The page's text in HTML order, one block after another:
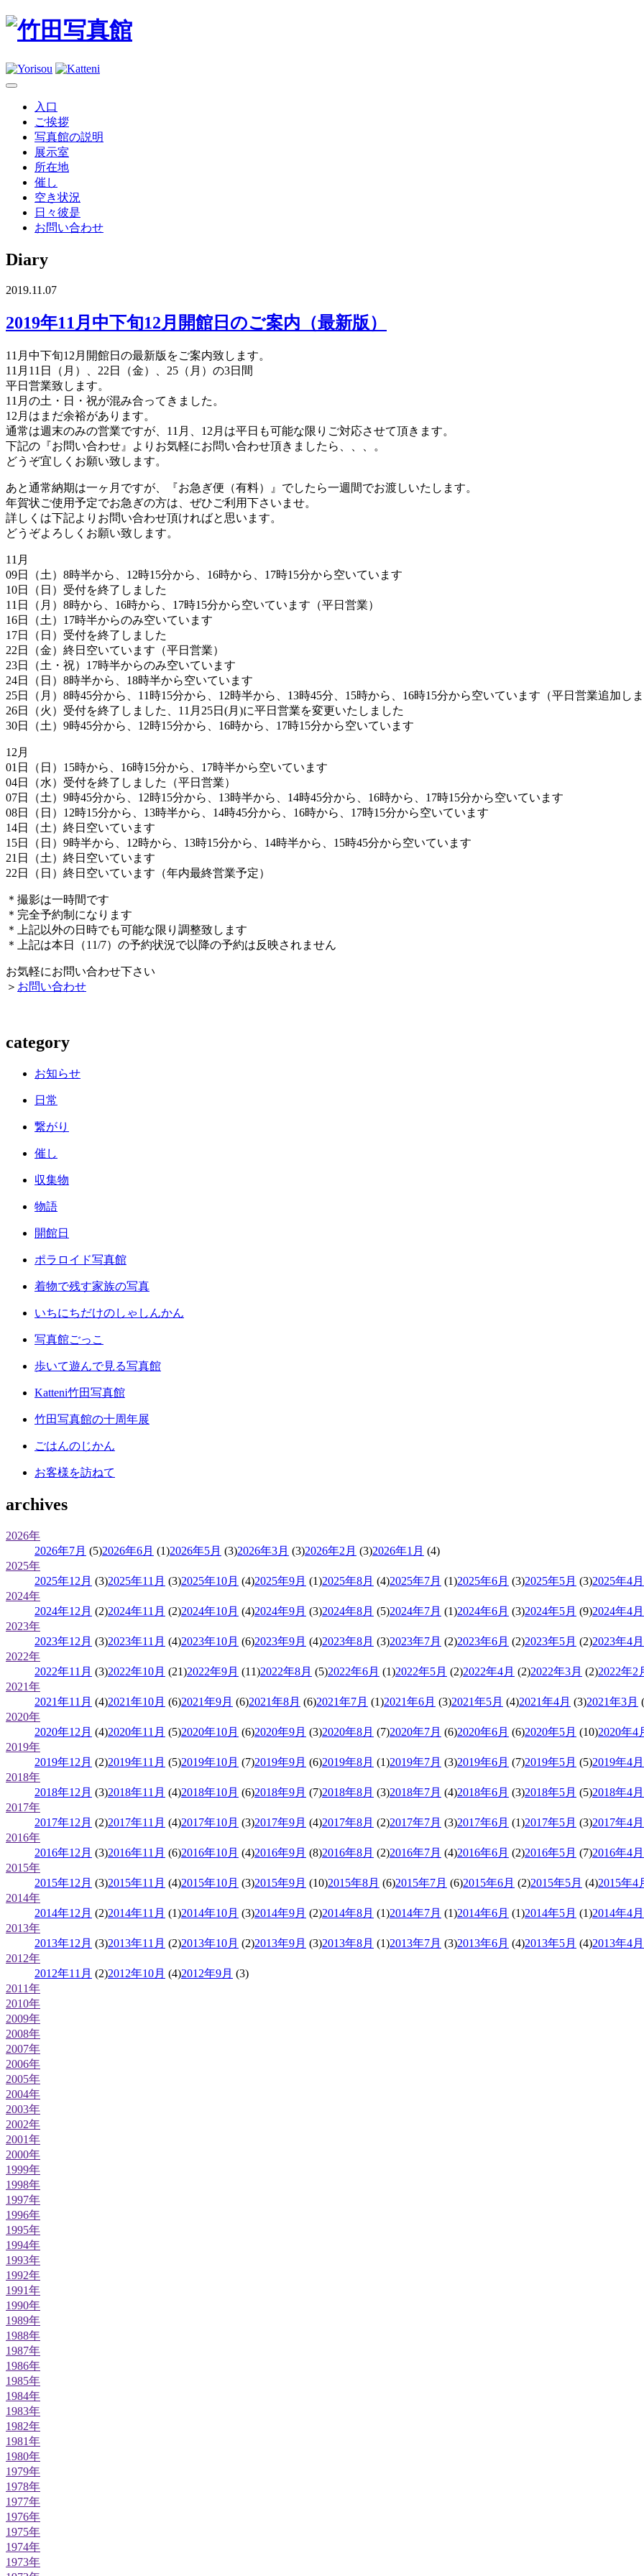
入口
ご挨拶
写真館の説明
展示室
所在地
催し
空き状況
日々彼是
お問い合わせ
Diary
2019.11.07
2019年11月中下旬12月開館日のご案内（最新版）
11月中下旬12月開館日の最新版をご案内致します。
11月11日（月）、22日（金）、25（月）の3日間
平日営業致します。
11月の土・日・祝が混み合ってきました。
12月はまだ余裕があります。
通常は週末のみの営業ですが、11月、12月は平日も可能な限りご対応させて頂きます。
下記の『お問い合わせ』よりお気軽にお問い合わせ頂きましたら、、、。
どうぞ宜しくお願い致します。
あと通常納期は一ヶ月ですが、『お急ぎ便（有料）』でしたら一週間でお渡しいたします。
年賀状ご使用予定でお急ぎの方は、ぜひご利用下さいませ。
詳しくは下記よりお問い合わせ頂ければと思います。
どうぞよろしくお願い致します。
11月
09日（土）8時半から、12時15分から、16時から、17時15分から空いています
10日（日）受付を終了しました
11日（月）8時から、16時から、17時15分から空いています（平日営業）
16日（土）17時半からのみ空いています
17日（日）受付を終了しました
22日（金）終日空いています（平日営業）
23日（土・祝）17時半からのみ空いています
24日（日）8時半から、18時半から空いています
25日（月）8時45分から、11時15分から、12時半から、13時45分、15時から、16時15分から空いています（平日営業追加し
26日（火）受付を終了しました、11月25日(月)に平日営業を変更いたしました
30日（土）9時45分から、12時15分から、16時から、17時15分から空いています
12月
01日（日）15時から、16時15分から、17時半から空いています
04日（水）受付を終了しました（平日営業）
07日（土）9時45分から、12時15分から、13時半から、14時45分から、16時から、17時15分から空いています
08日（日）12時15分から、13時半から、14時45分から、16時から、17時15分から空いています
14日（土）終日空いています
15日（日）9時半から、12時から、13時15分から、14時半から、15時45分から空いています
21日（土）終日空いています
22日（日）終日空いています（年内最終営業予定）
＊撮影は一時間です
＊完全予約制になります
＊上記以外の日時でも可能な限り調整致します
＊上記は本日（11/7）の予約状況で以降の予約は反映されません
お気軽にお問い合わせ下さい
＞ お問い合わせ
category
お知らせ
日常
繋がり
催し
収集物
物語
開館日
ポラロイド写真館
着物で残す家族の写真
いちにちだけのしゃしんかん
写真館ごっこ
歩いて遊んで見る写真館
Katteni竹田写真館
竹田写真館の十周年展
ごはんのじかん
お客様を訪ねて
archives
2026年
2026年7月 (5)2026年6月 (1)2026年5月 (3)2026年3月 (3)2026年2月 (3)2026年1月 (4)
2025年
2025年12月 (3)2025年11月 (3)2025年10月 (4)2025年9月 (1)2025年8月 (4)2025年7月 (1)2025年6月 (3)2025年5月 (3)2025年4月
2024年
2024年12月 (2)2024年11月 (2)2024年10月 (4)2024年9月 (3)2024年8月 (5)2024年7月 (1)2024年6月 (3)2024年5月 (9)2024年4月
2023年
2023年12月 (3)2023年11月 (4)2023年10月 (6)2023年9月 (4)2023年8月 (3)2023年7月 (2)2023年6月 (2)2023年5月 (2)2023年4月
2022年
2022年11月 (3)2022年10月 (21)2022年9月 (11)2022年8月 (5)2022年6月 (1)2022年5月 (2)2022年4月 (2)2022年3月 (2)2022年2
2021年
2021年11月 (4)2021年10月 (6)2021年9月 (6)2021年8月 (6)2021年7月 (1)2021年6月 (3)2021年5月 (4)2021年4月 (3)2021年3月
2020年
2020年12月 (4)2020年11月 (5)2020年10月 (6)2020年9月 (3)2020年8月 (7)2020年7月 (6)2020年6月 (6)2020年5月 (10)2020年4
2019年
2019年12月 (2)2019年11月 (5)2019年10月 (7)2019年9月 (6)2019年8月 (1)2019年7月 (3)2019年6月 (7)2019年5月 (5)2019年4月
2018年
2018年12月 (3)2018年11月 (4)2018年10月 (6)2018年9月 (7)2018年8月 (3)2018年7月 (4)2018年6月 (3)2018年5月 (5)2018年4月
2017年
2017年12月 (2)2017年11月 (4)2017年10月 (3)2017年9月 (4)2017年8月 (2)2017年7月 (3)2017年6月 (1)2017年5月 (3)2017年4月
2016年
2016年12月 (3)2016年11月 (6)2016年10月 (4)2016年9月 (8)2016年8月 (2)2016年7月 (4)2016年6月 (2)2016年5月 (7)2016年4月
2015年
2015年12月 (3)2015年11月 (4)2015年10月 (3)2015年9月 (10)2015年8月 (6)2015年7月 (6)2015年6月 (2)2015年5月 (4)2015年4
2014年
2014年12月 (2)2014年11月 (1)2014年10月 (3)2014年9月 (2)2014年8月 (1)2014年7月 (1)2014年6月 (1)2014年5月 (1)2014年4月
2013年
2013年12月 (3)2013年11月 (2)2013年10月 (2)2013年9月 (3)2013年8月 (1)2013年7月 (3)2013年6月 (4)2013年5月 (4)2013年4月
2012年
2012年11月 (2)2012年10月 (4)2012年9月 (3)
2011年
2010年
2009年
2008年
2007年
2006年
2005年
2004年
2003年
2002年
2001年
2000年
1999年
1998年
1997年
1996年
1995年
1994年
1993年
1992年
1991年
1990年
1989年
1988年
1987年
1986年
1985年
1984年
1983年
1982年
1981年
1980年
1979年
1978年
1977年
1976年
1975年
1974年
1973年